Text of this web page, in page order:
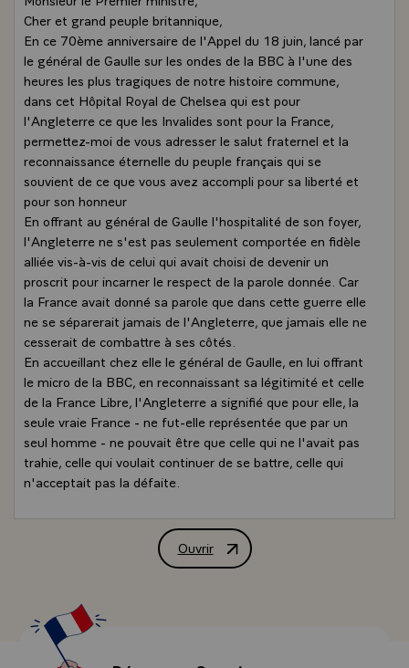
Cher et grand peuple britannique,
En ce 70ème anniversaire de l'Appel du 18 juin, lancé par
le général de Gaulle sur les ondes de la BBC à l'une des
heures les plus tragiques de notre histoire commune,
dans cet Hôpital Royal de Chelsea qui est pour
l'Angleterre ce que les Invalides sont pour la France,
permettez-moi de vous adresser le salut fraternel et la
reconnaissance éternelle du peuple français qui se
souvient de ce que vous avez accompli pour sa liberté et
pour son honneur
En offrant au général de Gaulle l'hospitalité de son foyer,
l'Angleterre ne s'est pas seulement comportée en fidèle
alliée vis-à-vis de celui qui avait choisi de devenir un
proscrit pour incarner le respect de la parole donnée. Car
la France avait donné sa parole que dans cette guerre elle
ne se séparerait jamais de l'Angleterre, que jamais elle ne
cesserait de combattre à ses côtés.
En accueillant chez elle le général de Gaulle, en lui offrant
le micro de la BBC, en reconnaissant sa légitimité et celle
de la France Libre, l'Angleterre a signifié que pour elle, la
seule vraie France - ne fut-elle représentée que par un
seul homme - ne pouvait être que celle qui ne l'avait pas
trahie, celle qui voulait continuer de se battre, celle qui
n'acceptait pas la défaite.
France le plus bel hommage qu'elle ait jamais reçu parce
que cela voulait dire qu'à ses yeux elle ne pouvait se
l'honneur.
Elle permit aussi que la résistance française pût tout
simplement exister. Car l'Appel du 18 juin n'aurait pu
être lancé nulle part ailleurs qu'au sein du seul peuple
Ouvrir
Déclaration de M. Nicolas Sarkozy,